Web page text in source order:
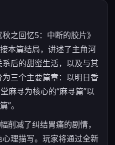
之回忆5：中断的胶片》
本篇结局，讲述了主角河
后的甜蜜生活，以及与其
三个主要篇章：以明日香
麻寻为核心的“麻寻篇”以
”。
削减了纠结胃痛的剧情，
理描写。玩家将通过全新